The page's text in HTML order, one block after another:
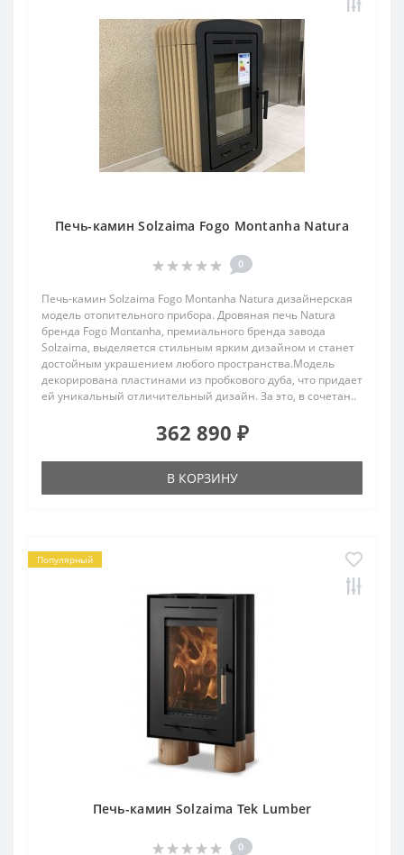
Печь-камин Solzaima Fogo Montanha Natura
0
Печь-камин Solzaima Fogo Montanha Natura дизайнерская
модель отопительного прибора. Дровяная печь Natura
бренда Fogo Montanha, премиального бренда завода
Solzaima, выделяется стильным ярким дизайном и станет
достойным украшением любого пространства.Модель
декорирована пластинами из пробкового дуба, что придает
ей уникальный отличительный дизайн. За это, в сочетан..
362 890 ₽
В КОРЗИНУ
Популярный
Печь-камин Solzaima Tek Lumber
0